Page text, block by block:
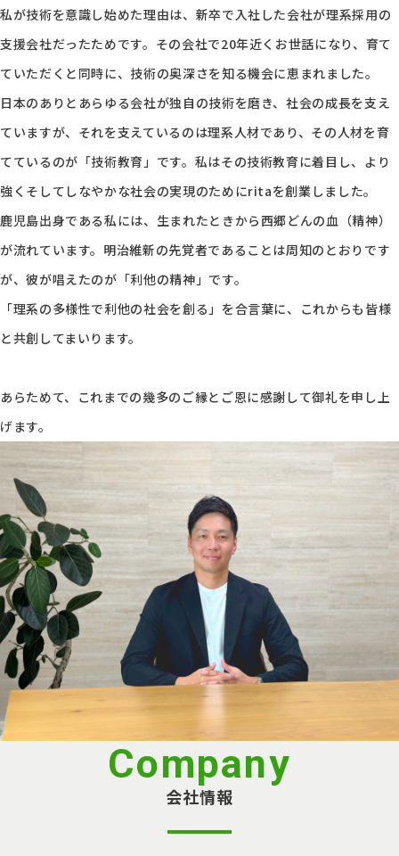
私が技術を意識し始めた理由は、新卒で入社した会社が理系採用の
支援会社だったためです。その会社で20年近くお世話になり、育て
ていただくと同時に、技術の奥深さを知る機会に恵まれました。
日本のありとあらゆる会社が独自の技術を磨き、社会の成長を支え
ていますが、それを支えているのは理系人材であり、その人材を育
てているのが「技術教育」です。私はその技術教育に着目し、より
強くそしてしなやかな社会の実現のためにritaを創業しました。
鹿児島出身である私には、生まれたときから西郷どんの血（精神）
が流れています。明治維新の先覚者であることは周知のとおりです
が、彼が唱えたのが「利他の精神」です。
「理系の多様性で利他の社会を創る」を合言葉に、これからも皆様
と共創してまいります。
あらためて、これまでの幾多のご縁とご恩に感謝して御礼を申し上
げます。
Company
会社情報